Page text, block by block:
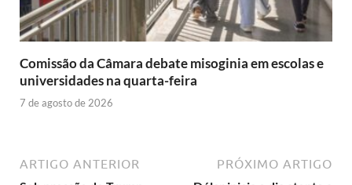
Comissão da Câmara debate misoginia em escolas e
universidades na quarta-feira
7 de agosto de 2026
ARTIGO ANTERIOR PRÓXIMO ARTIGO